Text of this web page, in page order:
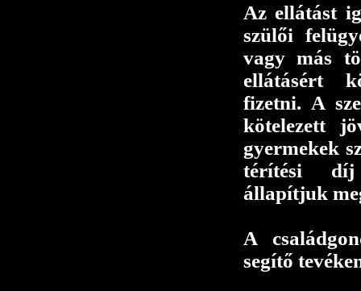
Az ellátást
szülői
vagy más
ellátásért
fizetni. A
kötelezett
gyermekek
térítési díj
állapítjuk
A
segítő